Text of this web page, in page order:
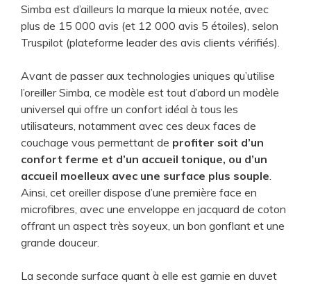
Simba est d’ailleurs la marque la mieux notée, avec
plus de 15 000 avis (et 12 000 avis 5 étoiles), selon
Truspilot (plateforme leader des avis clients vérifiés).
Avant de passer aux technologies uniques qu’utilise
l’oreiller Simba, ce modèle est tout d’abord un modèle
universel qui offre un confort idéal à tous les
utilisateurs, notamment avec ces deux faces de
couchage vous permettant de profiter soit d’un
confort ferme et d’un accueil tonique, ou d’un
accueil moelleux avec une surface plus souple
Ainsi, cet oreiller dispose d’une première face en
microfibres, avec une enveloppe en jacquard de coton
offrant un aspect très soyeux, un bon gonflant et une
grande douceur.
La seconde surface quant à elle est garnie en duvet